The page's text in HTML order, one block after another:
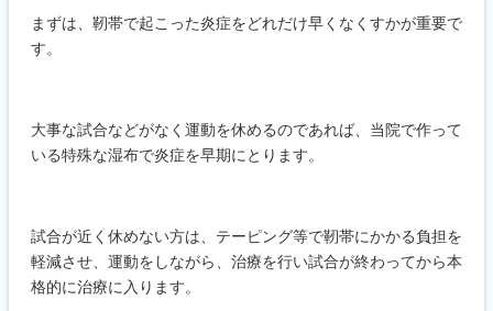
まずは、靭帯で起こった炎症をどれだけ早くなくすかが重要で
す。
大事な試合などがなく運動を休めるのであれば、当院で作って
いる特殊な湿布で炎症を早期にとります。
試合が近く休めない方は、テーピング等で靭帯にかかる負担を
軽減させ、運動をしながら、治療を行い試合が終わってから本
格的に治療に入ります。